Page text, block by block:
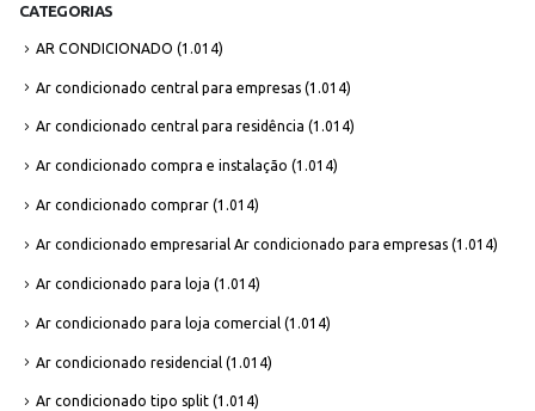
CATEGORIAS
AR CONDICIONADO (1.014)
Ar condicionado central para empresas (1.014)
Ar condicionado central para residência (1.014)
Ar condicionado compra e instalação (1.014)
Ar condicionado comprar (1.014)
Ar condicionado empresarial Ar condicionado para empresas (1.014)
Ar condicionado para loja (1.014)
Ar condicionado para loja comercial (1.014)
Ar condicionado residencial (1.014)
Ar condicionado tipo split (1.014)